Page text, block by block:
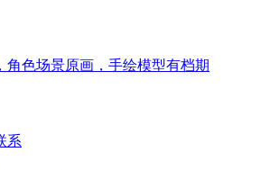
色场景原画，手绘模型有档期
系